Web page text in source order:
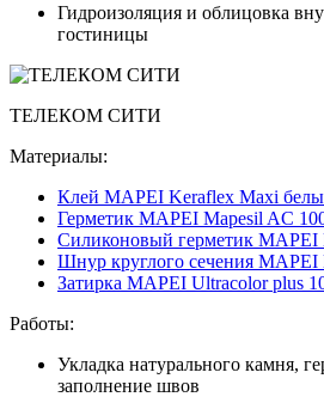
Гидроизоляция и облицовка
гостиницы
ТЕЛЕКОМ СИТИ
Материалы:
Клей MAPEI Keraflex Maxi
Герметик MAPEI Mapesil AC
Силиконовый герметик MAPEI
Шнур круглого сечения MAPEI
Затирка MAPEI Ultracolor plus
Работы:
Укладка натурального камня,
заполнение швов